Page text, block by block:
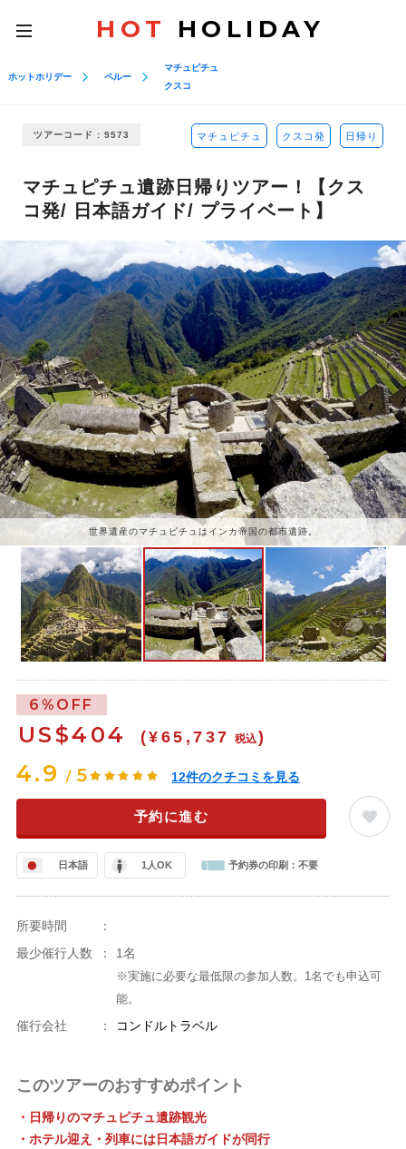
toggle
navigation
HOT HOLIDAY
ホットホリデー ペルー
マチュピチュ
クスコ
ツアーコード : 9573 マチュピチュ クスコ発 日帰り
マチュピチュ遺跡日帰りツアー！【クス
コ発/ 日本語ガイド/ プライベート】
世界遺産のマチュピチュはインカ帝国の都市遺跡。
6%OFF
US$404 (¥65,737 税込)
4.9 / 5 12件のクチコミを見る
予約に進む
日本語 1人OK 予約券の印刷： 不要
所要時間
：
最少催行人数
： 1名
※実施に必要な最低限の参加人数。1名でも申込可
能。
催行会社 ： コンドルトラベル
このツアーのおすすめポイント
・日帰りのマチュピチュ遺跡観光
・ホテル迎え・列車には日本語ガイドが同行